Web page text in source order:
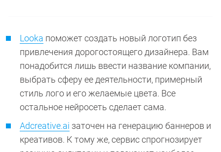
Looka поможет создать новый логотип без
привлечения дорогостоящего дизайнера. Вам
понадобится лишь ввести название компании,
выбрать сферу ее деятельности, примерный
стиль лого и его желаемые цвета. Все
остальное нейросеть сделает сама.
Adcreative.ai заточен на генерацию баннеров и
креативов. К тому же, сервис спрогнозирует